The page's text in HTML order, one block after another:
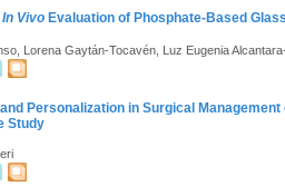
In Vivo Evaluation of Phosphate-Based
Lorena Gaytán-Tocavén, Luz Eugenia
Personalization in Surgical
Study